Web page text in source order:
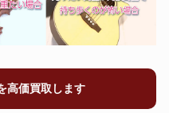
和の響き、次に伝える。
バッカス
D’Angelico
Dean Guitars
高価買取します